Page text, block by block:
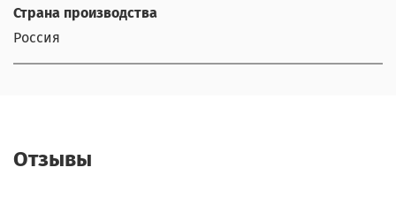
Страна производства
Россия
Отзывы